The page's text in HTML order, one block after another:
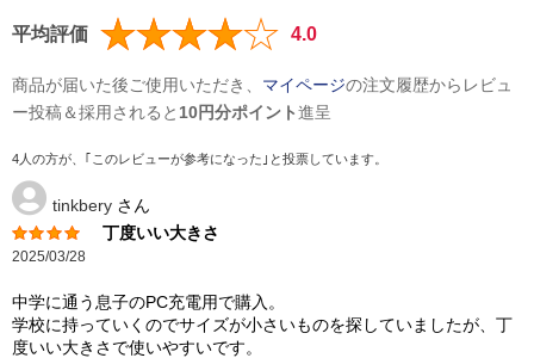
平均評価 4.0
商品が届いた後ご使用いただき、 マイページの注文履歴からレビュ
ー投稿＆採用されると 10円分ポイント進呈
4人の方が、｢このレビューが参考になった｣と投票しています。
tinkbery さん
丁度いい大きさ
2025/03/28
中学に通う息子のPC充電用で購入。
学校に持っていくのでサイズが小さいものを探していましたが、丁
度いい大きさで使いやすいです。